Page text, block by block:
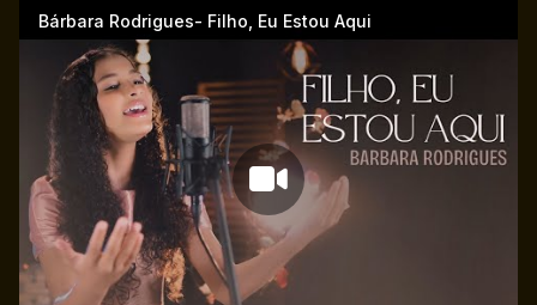
Bárbara Rodrigues- Filho, Eu Estou Aqui